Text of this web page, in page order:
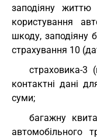
заподіяну
користування
шкоду, заподіяну
страхування 10
страховика-3
контактні дані
суми;
багажну
автомобільного